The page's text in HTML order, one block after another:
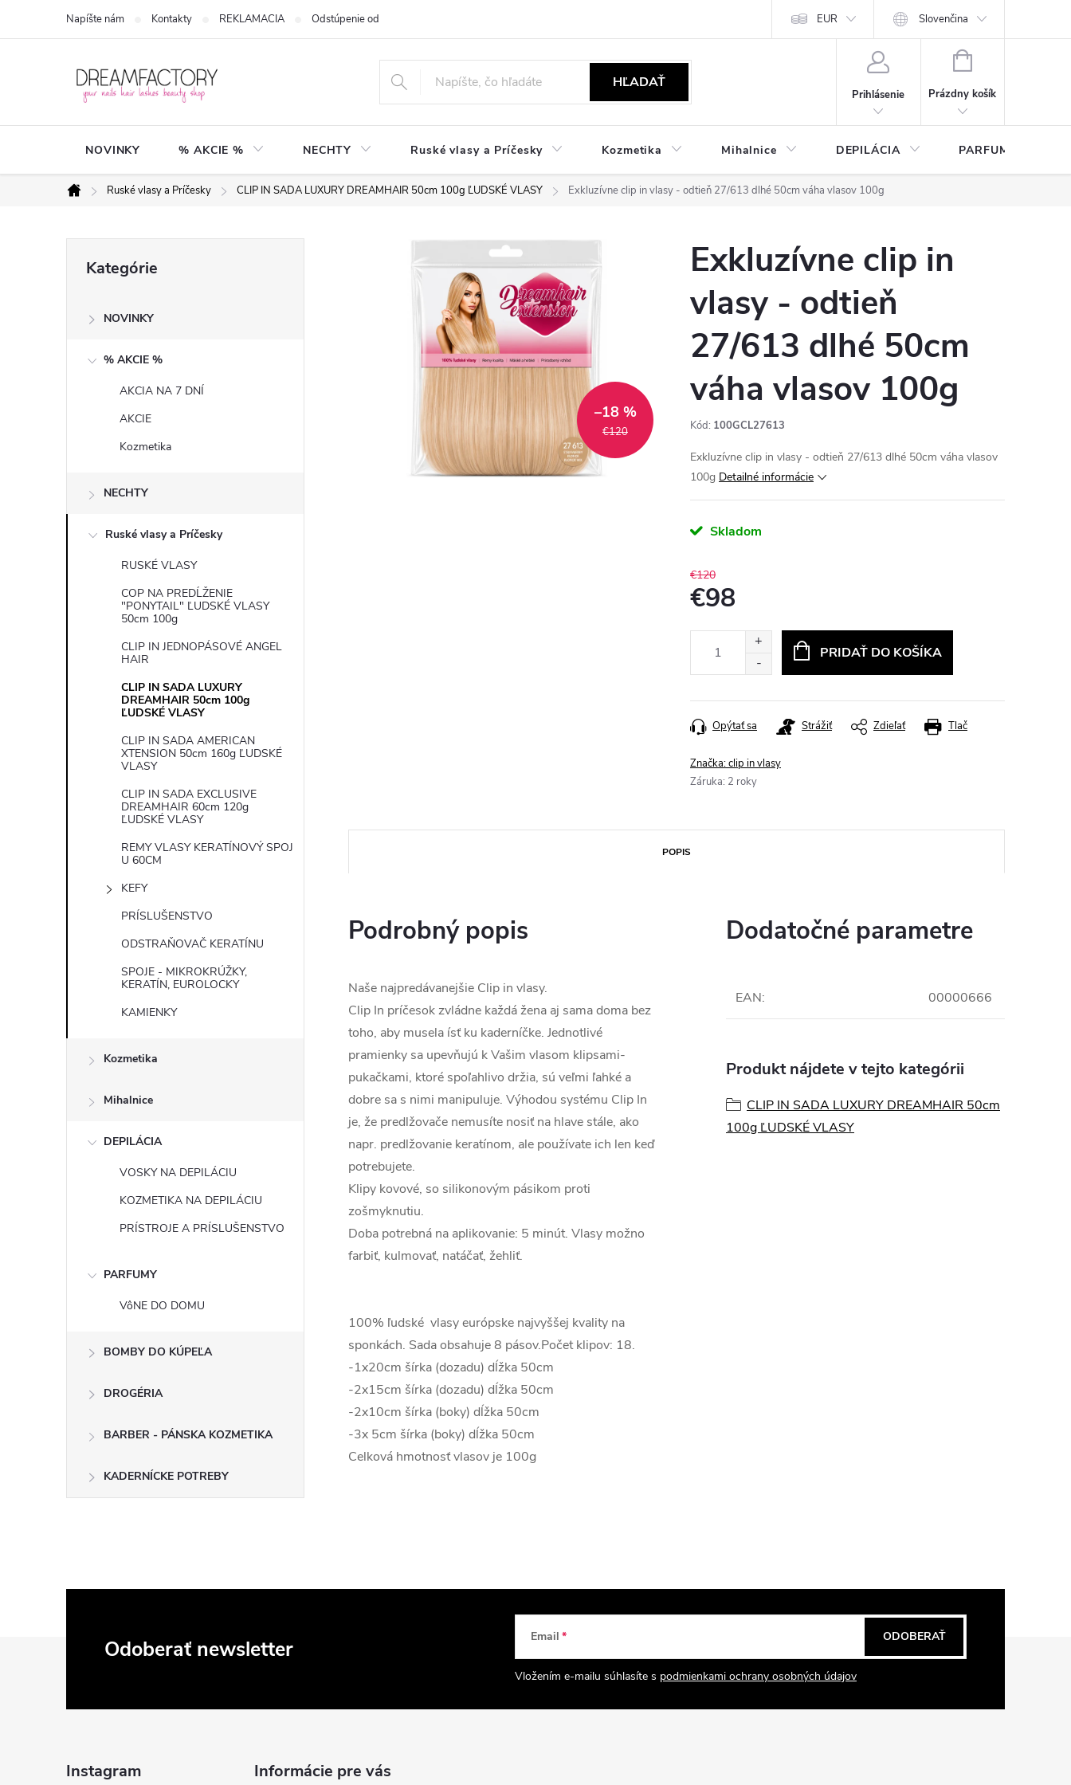
Napíšte nám Kontakty REKLAMACIA Odstúpenie od zmluvy Podmienky ochrany osobných údajov EUR Slovenčina
HĽADAŤ
Prihlásenie
NÁKUPNÝ
Prázdny košík
NOVINKY % AKCIE % NECHTY Ruské vlasy a Príčesky Kozmetika Mihalnice DEPILÁCIA PARFUMY
Domov
Ruské vlasy a Príčesky CLIP IN SADA LUXURY DREAMHAIR 50cm 100g ĽUDSKÉ VLASY Exkluzívne clip in vlasy - odtieň 27/613 dlhé 50cm váha vlasov 100g
kategórie
Kategórie
NOVINKY
% AKCIE %
AKCIA NA 7 DNÍ
AKCIE
Kozmetika
NECHTY
Ruské vlasy a Príčesky
RUSKÉ VLASY
COP NA PREDĹŽENIE
"PONYTAIL" ĽUDSKÉ VLASY
50cm 100g
CLIP IN JEDNOPÁSOVÉ ANGEL
HAIR
CLIP IN SADA LUXURY
DREAMHAIR 50cm 100g
ĽUDSKÉ VLASY
CLIP IN SADA AMERICAN
XTENSION 50cm 160g ĽUDSKÉ
VLASY
CLIP IN SADA EXCLUSIVE
DREAMHAIR 60cm 120g
ĽUDSKÉ VLASY
REMY VLASY KERATÍNOVÝ SPOJ
U 60CM
KEFY
PRÍSLUŠENSTVO
ODSTRAŇOVAČ KERATÍNU
SPOJE - MIKROKRÚŽKY,
KERATÍN, EUROLOCKY
KAMIENKY
Kozmetika
Mihalnice
DEPILÁCIA
VOSKY NA DEPILÁCIU
KOZMETIKA NA DEPILÁCIU
PRÍSTROJE A PRÍSLUŠENSTVO
PARFUMY
VôNE DO DOMU
BOMBY DO KÚPEĽA
DROGÉRIA
BARBER - PÁNSKA KOZMETIKA
KADERNÍCKE POTREBY
€120
–18 %
Exkluzívne clip in
vlasy - odtieň
27/613 dlhé 50cm
váha vlasov 100g
Kód: 100GCL27613
Exkluzívne clip in vlasy - odtieň 27/613 dlhé 50cm váha vlasov
100g Detailné informácie
Skladom
€120
€98
PRIDAŤ DO KOŠÍKA
Tlač
Opýtať sa Strážiť Zdieľať
Značka:clip in vlasy
Záruka: 2 roky
POPIS
Podrobný popis
Naše najpredávanejšie Clip in vlasy.
Clip In príčesok zvládne každá žena aj sama doma bez
toho, aby musela ísť ku kaderníčke. Jednotlivé
pramienky sa upevňujú k Vašim vlasom klipsami-
pukačkami, ktoré spoľahlivo držia, sú veľmi ľahké a
dobre sa s nimi manipuluje. Výhodou systému Clip In
je, že predlžovače nemusíte nosiť na hlave stále, ako
napr. predlžovanie keratínom, ale používate ich len keď
potrebujete.
Klipy kovové, so silikonovým pásikom proti
zošmyknutiu.
Doba potrebná na aplikovanie: 5 minút. Vlasy možno
farbiť, kulmovať, natáčať, žehliť.
100% ľudské vlasy európske najvyššej kvality na
sponkách. Sada obsahuje 8 pásov.Počet klipov: 18.
-1x20cm šírka (dozadu) dĺžka 50cm
-2x15cm šírka (dozadu) dĺžka 50cm
-2x10cm šírka (boky) dĺžka 50cm
-3x 5cm šírka (boky) dĺžka 50cm
Celková hmotnosť vlasov je 100g
Dodatočné parametre
EAN: 00000666
Produkt nájdete v tejto kategórii
CLIP IN SADA LUXURY DREAMHAIR 50cm
100g ĽUDSKÉ VLASY
Odoberať newsletter Email
Vložením e-mailu súhlasíte s podmienkami ochrany osobných údajov
ODOBERAŤ
Instagram Informácie pre vás